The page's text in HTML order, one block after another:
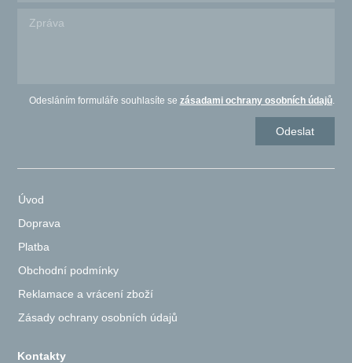
Odesláním formuláře souhlasíte se zásadami ochrany osobních údajů.
Úvod
Doprava
Platba
Obchodní podmínky
Reklamace a vrácení zboží
Zásady ochrany osobních údajů
Kontakty